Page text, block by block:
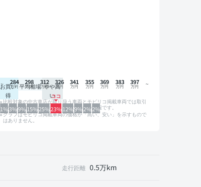
お買い
得
平均相場 やや高
い
1%3%9%15%25%23%12%9%2%2%
284 298 312 326 341 355 369 383 397
比較対象の中古車店が取り扱う車両とモビリコ掲載車両では取引
形態や条件が異なるため、グラフは参考情報です。
グラフはモビリコ掲載車両の価格が「高い、安い」を示すもので
はありません。
走行距離 0.5万km